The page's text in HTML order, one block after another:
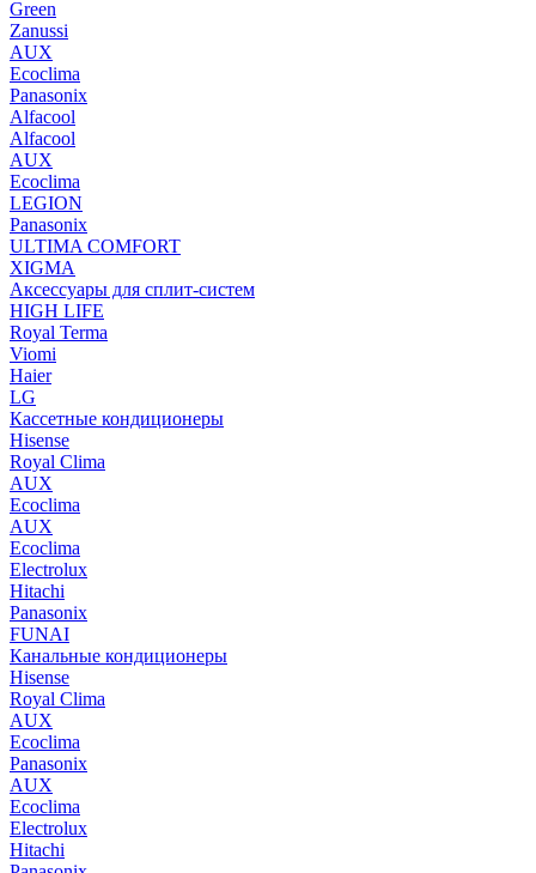
Green
Zanussi
AUX
Ecoclima
Panasonix
Alfacool
Alfacool
AUX
Ecoclima
LEGION
Panasonix
ULTIMA COMFORT
XIGMA
Аксессуары для сплит-систем
HIGH LIFE
Royal Terma
Viomi
Haier
LG
Кассетные кондиционеры
Hisense
Royal Clima
AUX
Ecoclima
AUX
Ecoclima
Electrolux
Hitachi
Panasonix
FUNAI
Канальные кондиционеры
Hisense
Royal Clima
AUX
Ecoclima
Panasonix
AUX
Ecoclima
Electrolux
Hitachi